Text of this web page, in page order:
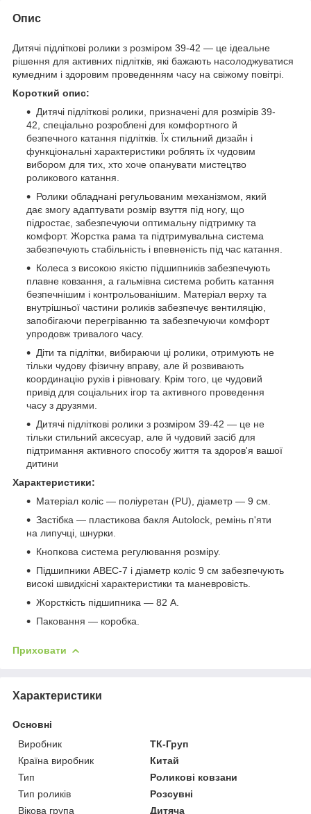
Опис
Дитячі підліткові ролики з розміром 39-42 — це ідеальне
рішення для активних підлітків, які бажають насолоджуватися
кумедним і здоровим проведенням часу на свіжому повітрі.
Короткий опис:
Дитячі підліткові ролики, призначені для розмірів 39-
42, спеціально розроблені для комфортного й
безпечного катання підлітків. Їх стильний дизайн і
функціональні характеристики роблять їх чудовим
вибором для тих, хто хоче опанувати мистецтво
роликового катання.
Ролики обладнані регульованим механізмом, який
дає змогу адаптувати розмір взуття під ногу, що
підростає, забезпечуючи оптимальну підтримку та
комфорт. Жорстка рама та підтримувальна система
забезпечують стабільність і впевненість під час катання.
Колеса з високою якістю підшипників забезпечують
плавне ковзання, а гальмівна система робить катання
безпечнішим і контрольованішим. Матеріал верху та
внутрішньої частини роликів забезпечує вентиляцію,
запобігаючи перегріванню та забезпечуючи комфорт
упродовж тривалого часу.
Діти та підлітки, вибираючи ці ролики, отримують не
тільки чудову фізичну вправу, але й розвивають
координацію рухів і рівновагу. Крім того, це чудовий
привід для соціальних ігор та активного проведення
часу з друзями.
Дитячі підліткові ролики з розміром 39-42 — це не
тільки стильний аксесуар, але й чудовий засіб для
підтримання активного способу життя та здоров'я вашої
дитини
Характеристики:
Матеріал коліс — поліуретан (PU), діаметр — 9 см.
Застібка — пластикова бакля Autolock, ремінь п'яти
на липучці, шнурки.
Кнопкова система регулювання розміру.
Підшипники ABEC-7 і діаметр коліс 9 см забезпечують
високі швидкісні характеристики та маневровість.
Жорсткість підшипника — 82 А.
Паковання — коробка.
Приховати
Характеристики
Основні
Виробник
ТК-Груп
Країна виробник
Китай
Тип
Роликові ковзани
Тип роликів
Розсувні
Вікова група
Дитяча